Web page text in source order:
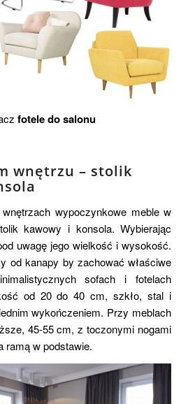
fotele do salonu
wnętrzu – stolik
wypoczynkowe meble w
kawowy i konsola. Wybierając
uwagę jego wielkość i wysokość.
od kanapy by zachować właściwe
sofach i fotelach
od 20 do 40 cm, szkło, stal i
wykończeniem. Przy meblach
45-55 cm, z toczonymi nogami
ramą w podstawie.